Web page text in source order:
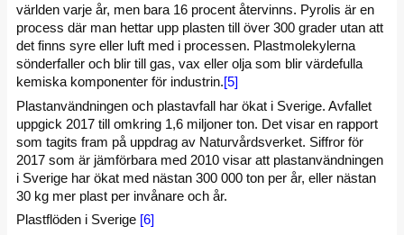
världen varje år, men bara 16 procent återvinns. Pyrolis är en
process där man hettar upp plasten till över 300 grader utan att
det finns syre eller luft med i processen. Plastmolekylerna
sönderfaller och blir till gas, vax eller olja som blir värdefulla
kemiska komponenter för industrin.[5]
Plastanvändningen och plastavfall har ökat i Sverige. Avfallet
uppgick 2017 till omkring 1,6 miljoner ton. Det visar en rapport
som tagits fram på uppdrag av Naturvårdsverket. Siffror för
2017 som är jämförbara med 2010 visar att plastanvändningen
i Sverige har ökat med nästan 300 000 ton per år, eller nästan
30 kg mer plast per invånare och år.
Plastflöden i Sverige [6]